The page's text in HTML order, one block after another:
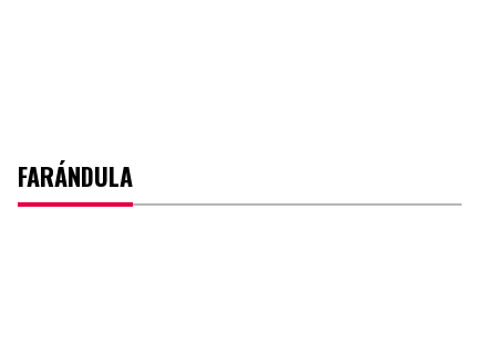
FARÁNDULA